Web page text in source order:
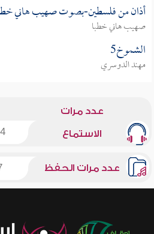
أذان من فلسطين-بصوت صهيب هاني
صهيب هاني خطبا
الشموخ5
مهند الدوسري
عدد مرات
الاستماع
عدد مرات الحفظ